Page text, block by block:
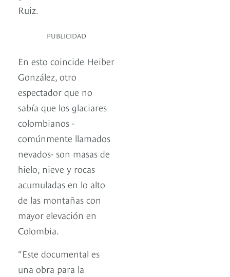
Ruiz.
PUBLICIDAD
En esto coincide Heiber
González, otro
espectador que no
sabía que los glaciares
colombianos -
comúnmente llamados
nevados- son masas de
hielo, nieve y rocas
acumuladas en lo alto
de las montañas con
mayor elevación en
Colombia.
“Este documental es
una obra para la